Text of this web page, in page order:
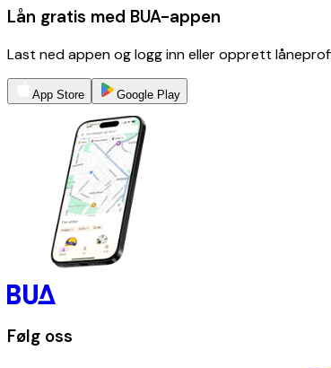
Lån gratis med BUA-appen
Last ned appen og logg inn eller opprett
App Store Google Play
Følg oss